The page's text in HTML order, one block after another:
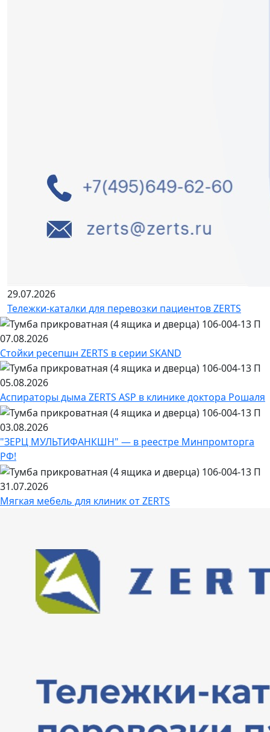
29.07.2026
Тележки-каталки для перевозки пациентов ZERTS
07.08.2026
Стойки ресепшн ZERTS в серии SKAND
05.08.2026
Аспираторы дыма ZERTS ASP в клинике доктора Рошаля
03.08.2026
"ЗЕРЦ МУЛЬТИФАНКШН" — в реестре Минпромторга
РФ!
31.07.2026
Мягкая мебель для клиник от ZERTS